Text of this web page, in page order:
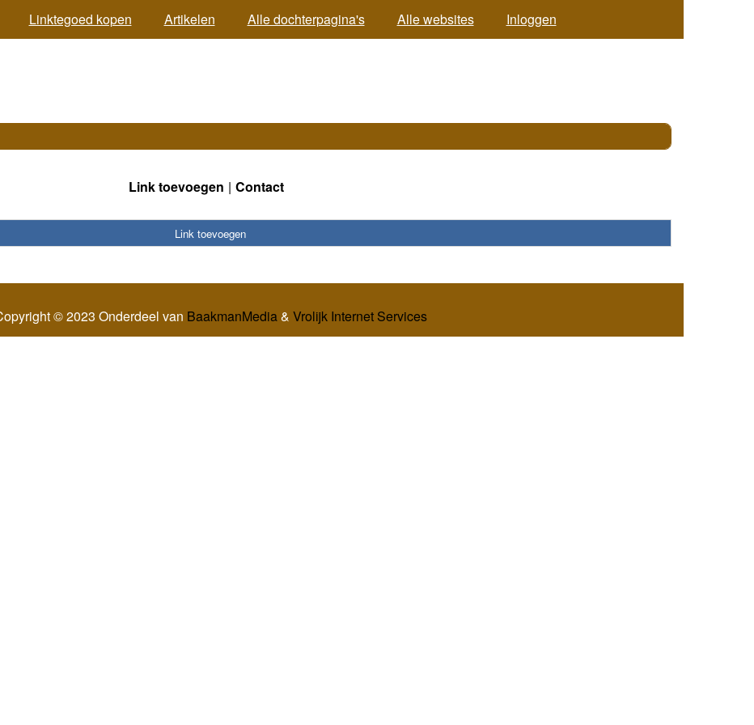
Linktegoed kopen Artikelen Alle dochterpagina's Alle websites Inloggen
Link toevoegen Contact
Link toevoegen
© 2023 Onderdeel van BaakmanMedia& Vrolijk Internet Services